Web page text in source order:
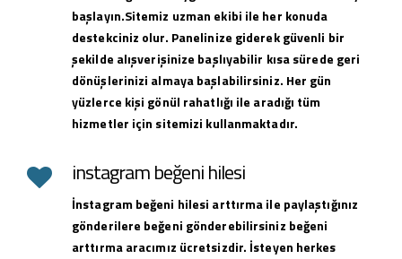
başlayın.Sitemiz uzman ekibi ile her konuda
destekciniz olur. Panelinize giderek güvenli bir
şekilde alışverişinize başlıyabilir kısa sürede geri
dönüşlerinizi almaya başlabilirsiniz. Her gün
yüzlerce kişi gönül rahatlığı ile aradığı tüm
hizmetler için sitemizi kullanmaktadır.
instagram beğeni hilesi
İnstagram beğeni hilesi arttırma ile paylaştığınız
gönderilere beğeni gönderebilirsiniz beğeni
arttırma aracımız ücretsizdir. İsteyen herkes